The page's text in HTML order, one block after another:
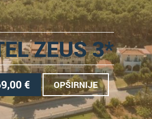
ZEUS 3*
€ OPŠIRNIJE